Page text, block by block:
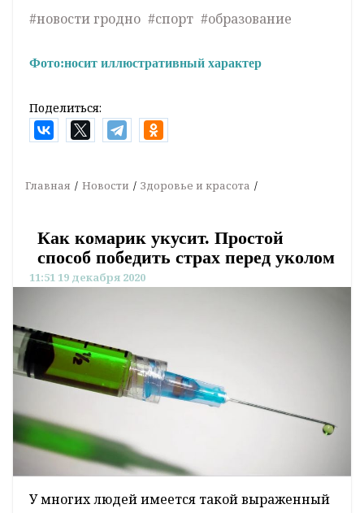
#новости гродно #спорт #образование
Фото:носит иллюстративный характер
Поделиться:
Главная Новости Здоровье и красота
Как комарик укусит. Простой
способ победить страх перед уколом
11:51 19 декабря 2020
У многих людей имеется такой выраженный